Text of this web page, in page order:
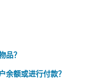
品？
余额或进行付款？